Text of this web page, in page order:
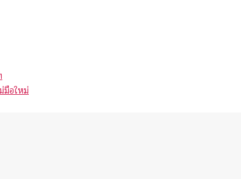
มือใหม่